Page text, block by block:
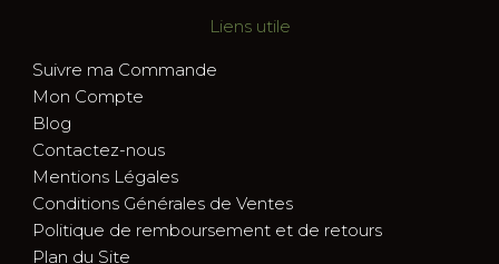
Liens utile
Suivre ma Commande
Mon Compte
Blog
Contactez-nous
Mentions Légales
Conditions Générales de Ventes
Politique de remboursement et de retours
Plan du Site